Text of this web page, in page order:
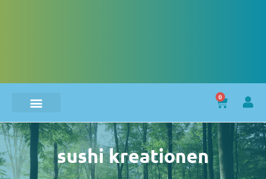
0
sushi kreationen